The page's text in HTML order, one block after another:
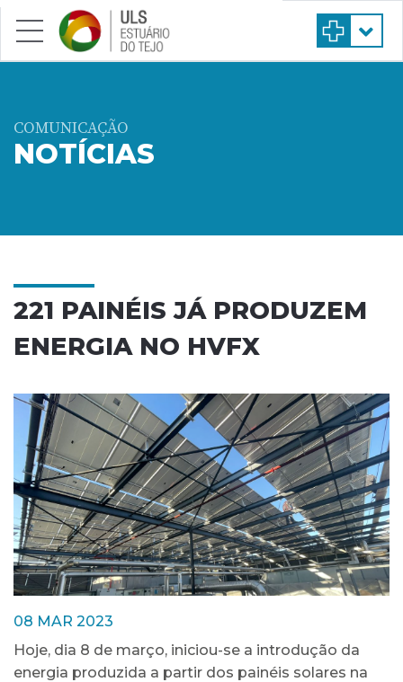
Saltar para conteúdo principal
COMUNICAÇÃO
NOTÍCIAS
221 PAINÉIS JÁ PRODUZEM
ENERGIA NO HVFX
08 MAR 2023
Hoje, dia 8 de março, iniciou-se a introdução da
energia produzida a partir dos painéis solares na